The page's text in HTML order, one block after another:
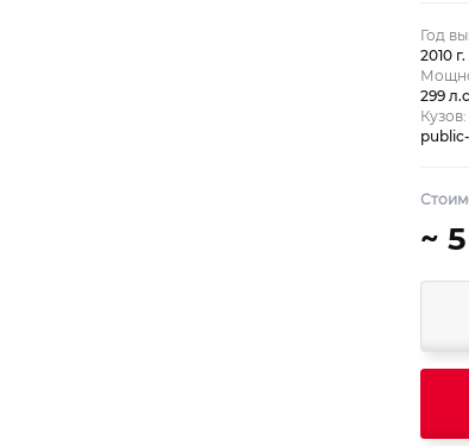
Год
2010 г.
299
Кузов:
~